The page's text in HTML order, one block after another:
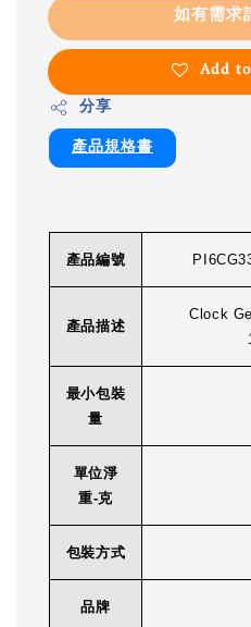
如有需求
Add
分享
產品規格書
產品編號
產品描述
Clock
最小包裝
量
單位淨
重-克
包裝方式
品牌